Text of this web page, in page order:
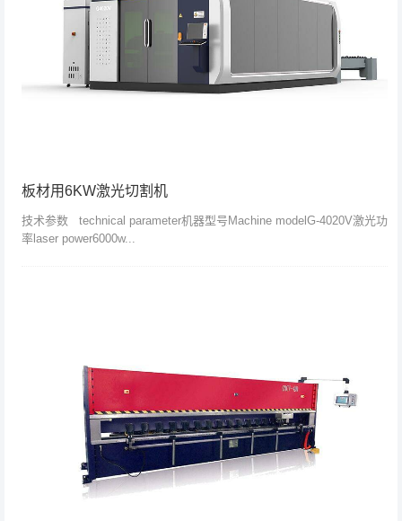
板材用6KW激光切割机
技术参数 technical parameter机器型号Machine modelG-4020V激光功
率laser power6000w...